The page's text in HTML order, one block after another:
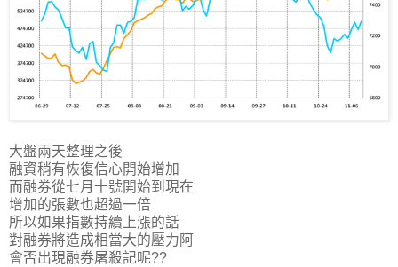
大盤兩天整理之後
融資稍有恢復信心開始增加
而融券從七月十號開始到現在
增加的張數也超過一倍
所以如果指數持續上漲的話
對融券將造成相當大的壓力阿
會否出現融券屠殺記呢??